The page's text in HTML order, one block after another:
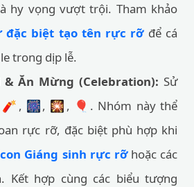
hy vọng vượt trội. Tham khảo
đặc biệt tạo tên rực rỡđể cá
trong dịp lễ.
& Ăn Mừng (Celebration): Sử
🎆, 🎇, 🎈. Nhóm này thể
rực rỡ, đặc biệt phù hợp khi
Giáng sinh rực rỡhoặc các
Kết hợp cùng các biểu tượng